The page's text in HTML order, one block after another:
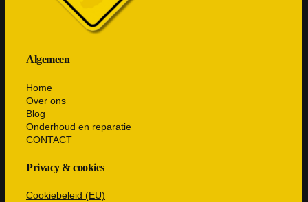
Algemeen
Home
Over ons
Blog
Onderhoud en reparatie
CONTACT
Privacy & cookies
Cookiebeleid (EU)